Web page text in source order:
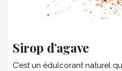
Sirop d’agave
C’est un édulcorant naturel